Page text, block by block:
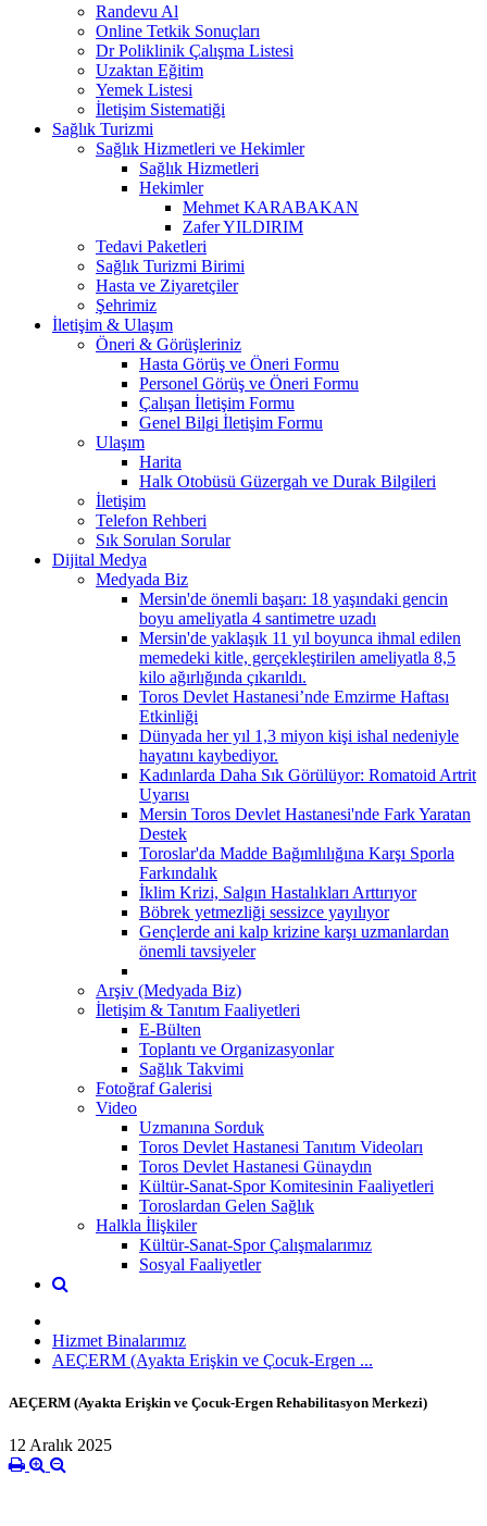
Randevu Al
Online Tetkik Sonuçları
Dr Poliklinik Çalışma Listesi
Uzaktan Eğitim
Yemek Listesi
İletişim Sistematiği
Sağlık Turizmi
Sağlık Hizmetleri ve Hekimler
Sağlık Hizmetleri
Hekimler
Mehmet KARABAKAN
Zafer YILDIRIM
Tedavi Paketleri
Sağlık Turizmi Birimi
Hasta ve Ziyaretçiler
Şehrimiz
İletişim & Ulaşım
Öneri & Görüşleriniz
Hasta Görüş ve Öneri Formu
Personel Görüş ve Öneri Formu
Çalışan İletişim Formu
Genel Bilgi İletişim Formu
Ulaşım
Harita
Halk Otobüsü Güzergah ve Durak Bilgileri
İletişim
Telefon Rehberi
Sık Sorulan Sorular
Dijital Medya
Medyada Biz
Mersin'de önemli başarı: 18 yaşındaki gencin
boyu ameliyatla 4 santimetre uzadı
Mersin'de yaklaşık 11 yıl boyunca ihmal edilen
memedeki kitle, gerçekleştirilen ameliyatla 8,5
kilo ağırlığında çıkarıldı.
Toros Devlet Hastanesi’nde Emzirme Haftası
Etkinliği
Dünyada her yıl 1,3 miyon kişi ishal nedeniyle
hayatını kaybediyor.
Kadınlarda Daha Sık Görülüyor: Romatoid Artrit
Uyarısı
Mersin Toros Devlet Hastanesi'nde Fark Yaratan
Destek
Toroslar'da Madde Bağımlılığına Karşı Sporla
Farkındalık
İklim Krizi, Salgın Hastalıkları Arttırıyor
Böbrek yetmezliği sessizce yayılıyor
Gençlerde ani kalp krizine karşı uzmanlardan
önemli tavsiyeler
Arşiv (Medyada Biz)
İletişim & Tanıtım Faaliyetleri
E-Bülten
Toplantı ve Organizasyonlar
Sağlık Takvimi
Fotoğraf Galerisi
Video
Uzmanına Sorduk
Toros Devlet Hastanesi Tanıtım Videoları
Toros Devlet Hastanesi Günaydın
Kültür-Sanat-Spor Komitesinin Faaliyetleri
Toroslardan Gelen Sağlık
Halkla İlişkiler
Kültür-Sanat-Spor Çalışmalarımız
Sosyal Faaliyetler
Hizmet Binalarımız
AEÇERM (Ayakta Erişkin ve Çocuk-Ergen ...
AEÇERM (Ayakta Erişkin ve Çocuk-Ergen Rehabilitasyon Merkezi)
12 Aralık 2025